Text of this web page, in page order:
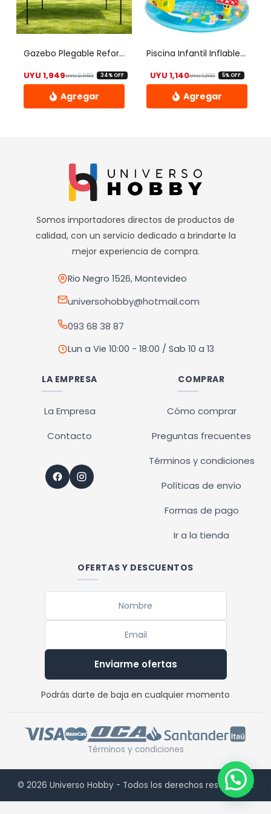
se
pueden
elegir
la
página
de
Gazebo Plegable Reforzado 2×2 Filtro Uv Impermeable – Uh
UYU2,950El precio original era: UYU 2,950.
UYU 1,949 El precio actual es: UYU 1,949.
34% OFF
Piscina Infantil Inflable Con Techo Hongo – Uh
UYU1,200El precio
UYU 1,140 El precio
5% OFF
Somos importadores directos de productos de
calidad, con un servicio dedicado a brindarte la
mejor experiencia de compra.
Rio Negro 1526, Montevideo
universohobby@hotmail.com
093 68 38 87
Lun a Vie 10:00 - 18:00 / Sab 10 a 13
LA EMPRESA
La Empresa
Contacto
COMPRAR
Cómo comprar
Preguntas frecuentes
Términos y condiciones
Políticas de envío
Formas de pago
Ir a la tienda
OFERTAS Y DESCUENTOS
Enviarme ofertas
Podrás darte de baja en cualquier momento
Términos y condiciones
© 2026 Universo Hobby - Todos los derechos reservados.